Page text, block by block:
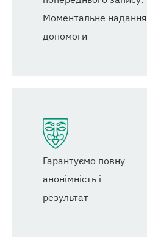
Моментальне надання
допомоги
Гарантуємо повну
анонімність і
результат